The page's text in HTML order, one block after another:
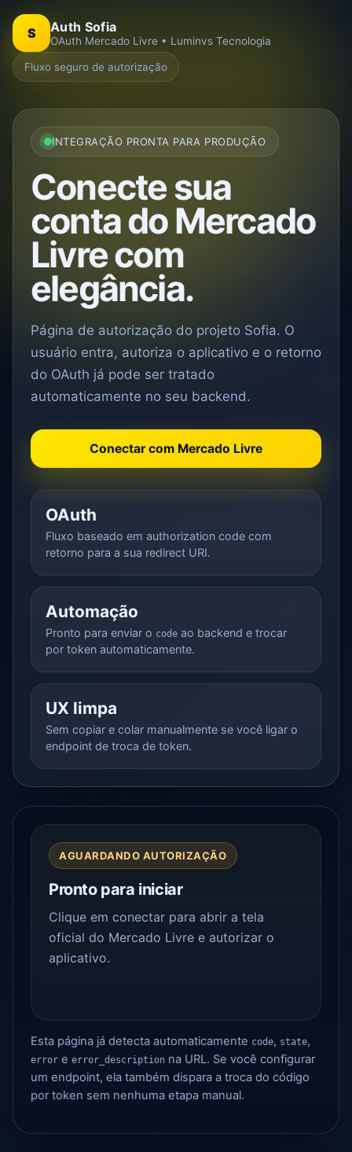
S Auth Sofia
OAuth Mercado Livre • Luminvs Tecnologia
Fluxo seguro de autorização
INTEGRAÇÃO PRONTA PARA PRODUÇÃO
Conecte sua
conta do Mercado
Livre com
elegância.
Página de autorização do projeto Sofia. O
usuário entra, autoriza o aplicativo e o retorno
do OAuth já pode ser tratado
automaticamente no seu backend.
Conectar com Mercado Livre
OAuth
Fluxo baseado em authorization code com
retorno para a sua redirect URI.
Automação
Pronto para enviar o code ao backend e trocar
por token automaticamente.
UX limpa
Sem copiar e colar manualmente se você ligar o
endpoint de troca de token.
AGUARDANDO AUTORIZAÇÃO
Pronto para iniciar
Clique em conectar para abrir a tela
oficial do Mercado Livre e autorizar o
aplicativo.
Esta página já detecta automaticamente code, state,
error e error_description na URL. Se você configurar
um endpoint, ela também dispara a troca do código
por token sem nenhuma etapa manual.